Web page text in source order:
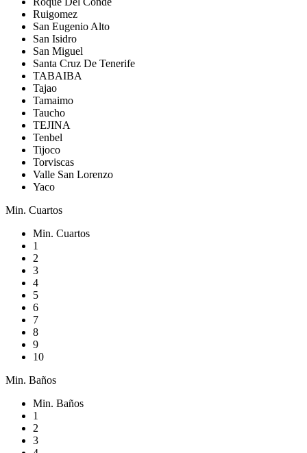
Ruigomez
San Eugenio Alto
San Isidro
San Miguel
Santa Cruz De Tenerife
TABAIBA
Tajao
Tamaimo
Taucho
TEJINA
Tenbel
Tijoco
Torviscas
Valle San Lorenzo
Yaco
Min. Cuartos
Min. Cuartos
1
2
3
4
5
6
7
8
9
10
Min. Baños
Min. Baños
1
2
3